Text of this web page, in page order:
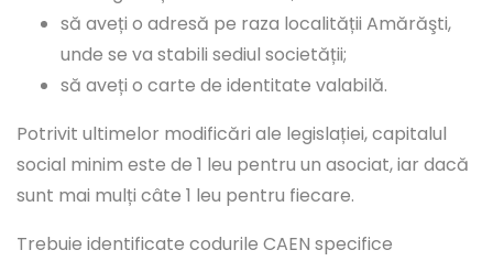
să aveți o adresă pe raza localității Amărăşti,
unde se va stabili sediul societății;
să aveți o carte de identitate valabilă.
Potrivit ultimelor modificări ale legislației, capitalul
social minim este de 1 leu pentru un asociat, iar dacă
sunt mai mulți câte 1 leu pentru fiecare.
Trebuie identificate codurile CAEN specifice